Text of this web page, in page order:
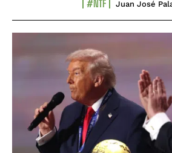
#NTF Juan José